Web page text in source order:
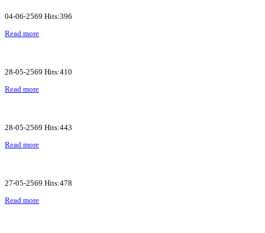
04-06-2569 Hits:396
Read more
28-05-2569 Hits:410
Read more
28-05-2569 Hits:443
Read more
27-05-2569 Hits:478
Read more